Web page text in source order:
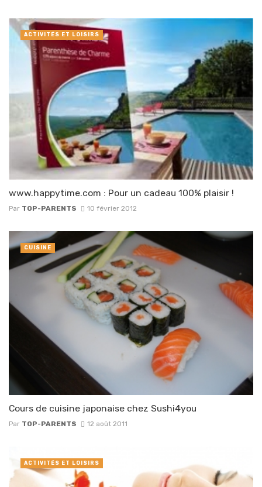
www.happytime.com : Pour un cadeau 100% plaisir !
Par TOP-PARENTS 10 février 2012
ACTIVITÉS ET LOISIRS
Cours de cuisine japonaise chez Sushi4you
Par TOP-PARENTS 12 août 2011
CUISINE
ACTIVITÉS ET LOISIRS